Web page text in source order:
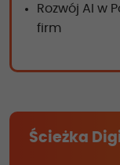
Rozwój AI w
firm
Ścieżka